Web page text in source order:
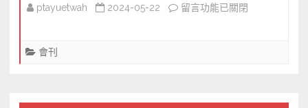
ptayuetwah 2024-05-22
在
留言功能已關閉
會刊